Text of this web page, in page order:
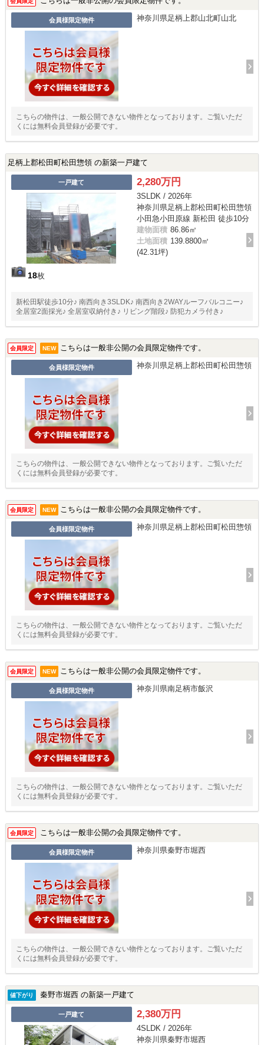
会員様限定物件 神奈川県足柄上郡山北町山北
こちらの物件は、一般公開できない物件となっております。ご覧いただ
くには無料会員登録が必要です。
足柄上郡松田町松田惣領 の新築一戸建て
一戸建て
18枚
2,280万円
3SLDK / 2026年
神奈川県足柄上郡松田町松田惣領
小田急小田原線 新松田 徒歩10分
建物面積 86.86㎡
土地面積 139.8800㎡
(42.31坪)
新松田駅徒歩10分♪ 南西向き3SLDK♪ 南西向き2WAYルーフバルコニー♪
全居室2面採光♪ 全居室収納付き♪ リビング階段♪ 防犯カメラ付き♪
会員限定 NEW こちらは一般非公開の会員限定物件です。
会員様限定物件 神奈川県足柄上郡松田町松田惣領
こちらの物件は、一般公開できない物件となっております。ご覧いただ
くには無料会員登録が必要です。
会員限定 NEW こちらは一般非公開の会員限定物件です。
会員様限定物件 神奈川県足柄上郡松田町松田惣領
こちらの物件は、一般公開できない物件となっております。ご覧いただ
くには無料会員登録が必要です。
会員限定 NEW こちらは一般非公開の会員限定物件です。
会員様限定物件 神奈川県南足柄市飯沢
こちらの物件は、一般公開できない物件となっております。ご覧いただ
くには無料会員登録が必要です。
会員限定 こちらは一般非公開の会員限定物件です。
会員様限定物件 神奈川県秦野市堀西
こちらの物件は、一般公開できない物件となっております。ご覧いただ
くには無料会員登録が必要です。
値下がり 秦野市堀西 の新築一戸建て
一戸建て 2,380万円
4SLDK / 2026年
神奈川県秦野市堀西